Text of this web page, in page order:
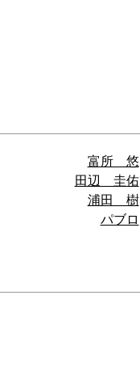
富所 悠
田辺 圭佑
浦田 樹
パブロ